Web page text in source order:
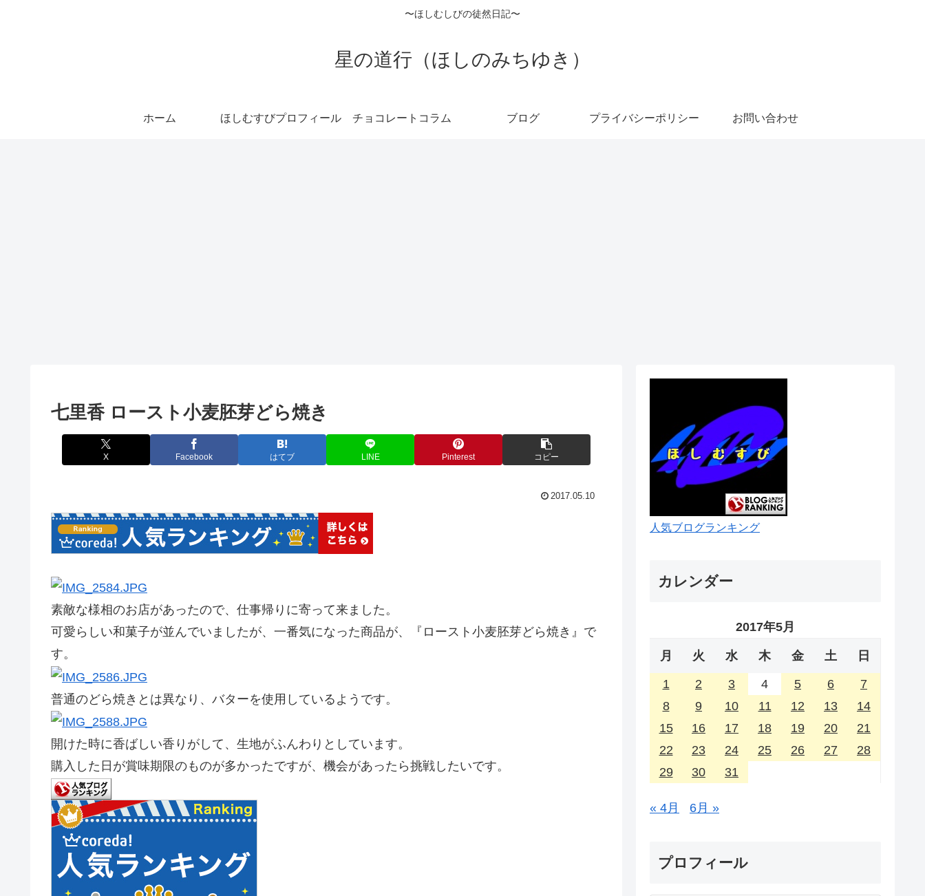
〜ほしむしびの徒然日記〜
星の道行（ほしのみちゆき）
ホーム ほしむすびプロフィール チョコレートコラム ブログ プライバシーポリシー お問い合わせ
七里香 ロースト小麦胚芽どら焼き
X Facebook はてブ LINE Pinterest コピー
2017.05.10
素敵な様相のお店があったので、仕事帰りに寄って来ました。
可愛らしい和菓子が並んでいましたが、一番気になった商品が、『ロースト小麦胚芽どら焼き』で
す。
普通のどら焼きとは異なり、バターを使用しているようです。
開けた時に香ばしい香りがして、生地がふんわりとしています。
購入した日が賞味期限のものが多かったですが、機会があったら挑戦したいです。
人気ブログランキング
カレンダー
2017年5月
月 火 水 木 金 土 日
1 2 3 4 5 6
7
8
9 10 11 12 13
14
15
16 17 18 19 20
21
22
23 24 25 26 27
28
29
30 31
« 4月 6月 »
プロフィール